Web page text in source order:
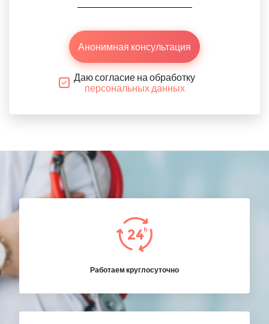
Анонимная консультация
Даю согласие на обработку
персональных данных
Работаем круглосуточно